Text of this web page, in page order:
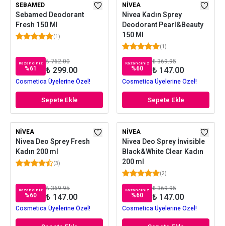
SEBAMED
Sebamed Deodorant
Fresh 150 Ml
(1)
Kazancınız
%61
₺ 762.00
₺ 299.00
Cosmetica Üyelerine Özel!
Sepete Ekle
NIVEA
Nivea Kadın Sprey
Deodorant Pearl&Beauty
150 Ml
(1)
Kazancınız
%60
₺ 369.95
₺ 147.00
Cosmetica Üyelerine Özel!
Sepete Ekle
NIVEA
Nivea Deo Sprey Fresh
Kadın 200 ml
(3)
Kazancınız
%60
₺ 369.95
₺ 147.00
Cosmetica Üyelerine Özel!
NIVEA
Nivea Deo Sprey İnvisible
Black&White Clear Kadın
200 ml
(2)
Kazancınız
%60
₺ 369.95
₺ 147.00
Cosmetica Üyelerine Özel!